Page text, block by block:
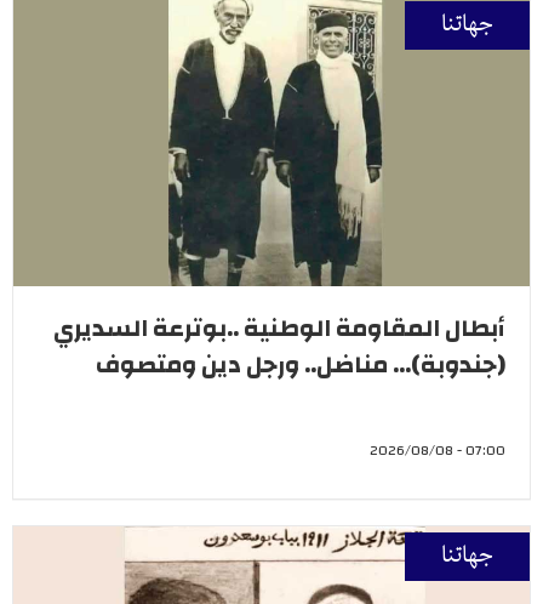
جهاتنا
أبطال المقاومة الوطنية ..بوترعة السديري
(جندوبة)... مناضل.. ورجل دين ومتصوف
07:00 - 2026/08/08
جهاتنا